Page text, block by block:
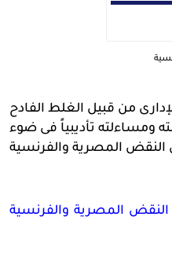
من قبيل الغلط الفادح
ومساءلته تأديبياً فى ضوء
النقض المصرية والفرنسية
النقض المصرية والفرنسية